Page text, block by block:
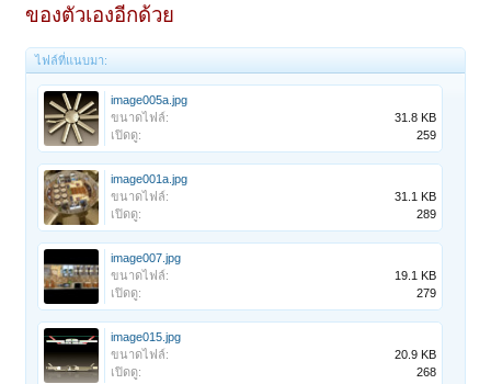
ของตัวเองอีกด้วย
ไฟล์ที่แนบมา:
image005a.jpg
ขนาดไฟล์:
31.8 KB
เปิดดู:
259
image001a.jpg
ขนาดไฟล์:
31.1 KB
เปิดดู:
289
image007.jpg
ขนาดไฟล์:
19.1 KB
เปิดดู:
279
image015.jpg
ขนาดไฟล์:
20.9 KB
เปิดดู:
268